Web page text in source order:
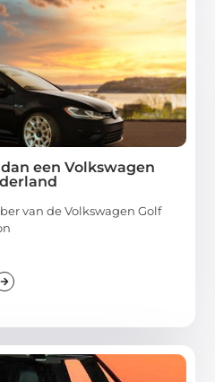
een Volkswagen
van de Volkswagen Golf